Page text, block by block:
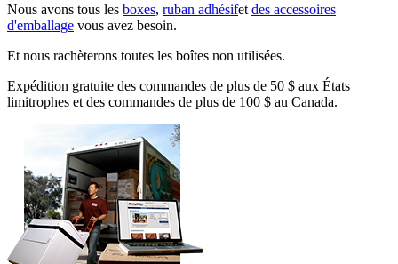
Nous avons tous les boxes, ruban adhésifet des accessoires
d'emballage vous avez besoin.
Et nous rachèterons toutes les boîtes non utilisées.
Expédition gratuite des commandes de plus de 50 $ aux États
limitrophes et des commandes de plus de 100 $ au Canada.